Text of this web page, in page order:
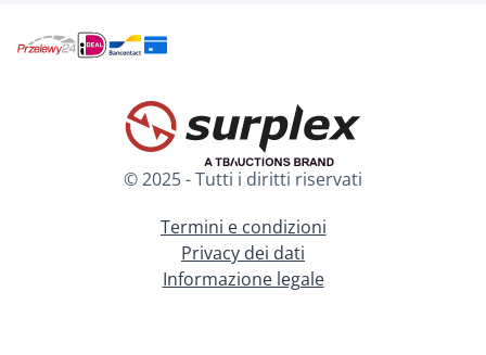
© 2025 - Tutti i diritti riservati
Termini e condizioni
Privacy dei dati
Informazione legale